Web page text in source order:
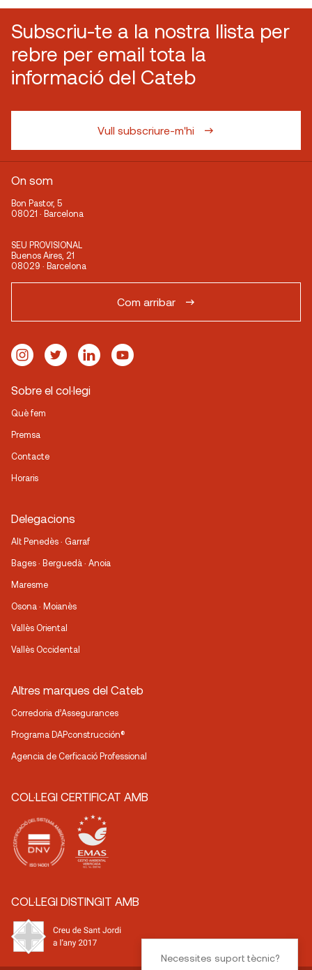
Subscriu-te a la nostra llista per
rebre per email tota la
informació del Cateb
Vull subscriure-m'hi
On som
Bon Pastor, 5
08021 · Barcelona
SEU PROVISIONAL
Buenos Aires, 21
08029 · Barcelona
Com arribar
Sobre el col·legi
Què fem
Premsa
Contacte
Horaris
Delegacions
Alt Penedès · Garraf
Bages · Berguedà · Anoia
Maresme
Osona · Moianès
Vallès Oriental
Vallès Occidental
Altres marques del Cateb
Corredoria d’Assegurances
Programa DAPconstrucción®
Agencia de Cerficació Professional
COL·LEGI CERTIFICAT AMB
COL·LEGI DISTINGIT AMB
Necessites suport tècnic?